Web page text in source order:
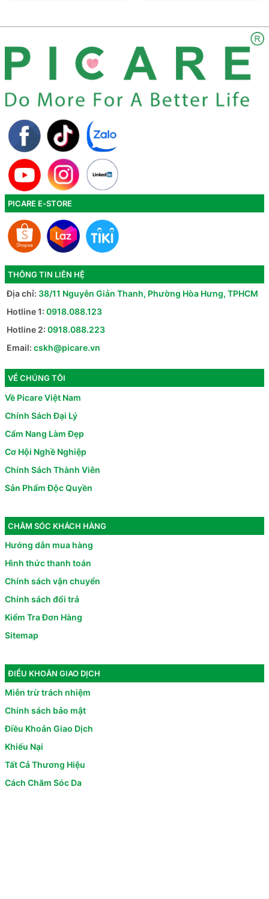
PICARE E-STORE
THÔNG TIN LIÊN HỆ
Địa chỉ: 38/11 Nguyễn Giản Thanh, Phường Hòa Hưng, TPHCM
Hotline 1: 0918.088.123
Hotline 2: 0918.088.223
Email: cskh@picare.vn
VỀ CHÚNG TÔI
Về Picare Việt Nam
Chính Sách Đại Lý
Cẩm Nang Làm Đẹp
Cơ Hội Nghề Nghiệp
Chính Sách Thành Viên
Sản Phẩm Độc Quyền
CHĂM SÓC KHÁCH HÀNG
Hướng dẫn mua hàng
Hình thức thanh toán
Chính sách vận chuyển
Chính sách đổi trả
Kiểm Tra Đơn Hàng
Sitemap
ĐIỀU KHOẢN GIAO DỊCH
Miễn trừ trách nhiệm
Chính sách bảo mật
Điều Khoản Giao Dịch
Khiếu Nại
Tất Cả Thương Hiệu
Cách Chăm Sóc Da